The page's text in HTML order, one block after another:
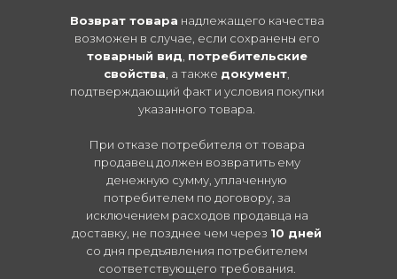
Возврат товара надлежащего качества
возможен в случае, если сохранены его
товарный вид потребительские
свойства , а также документ
подтверждающий факт и условия покупки
указанного товара.
При отказе потребителя от товара
продавец должен возвратить ему
денежную сумму, уплаченную
потребителем по договору, за
исключением расходов продавца на
доставку, не позднее чем через 10 дней
со дня предъявления потребителем
соответствующего требования.